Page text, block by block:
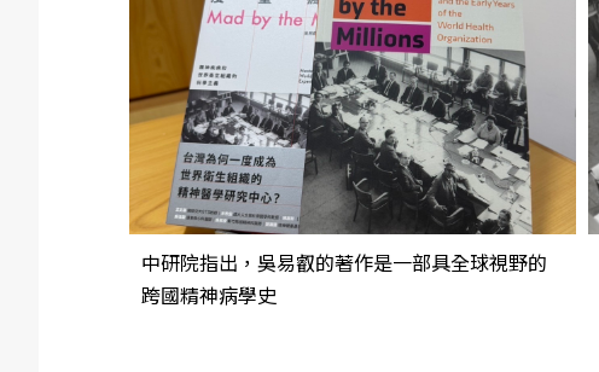
中研院指出，吳易叡的著作是一部具全球視野的
跨國精神病學史